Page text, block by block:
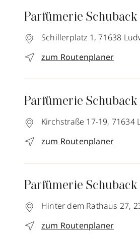
Parfümerie Schuback
Schillerplatz 1, 71638
zum Routenplaner
Parfümerie Schuback
Kirchstraße 17-19, 71634
zum Routenplaner
Parfümerie Schuback
Hinter dem Rathaus 27,
zum Routenplaner